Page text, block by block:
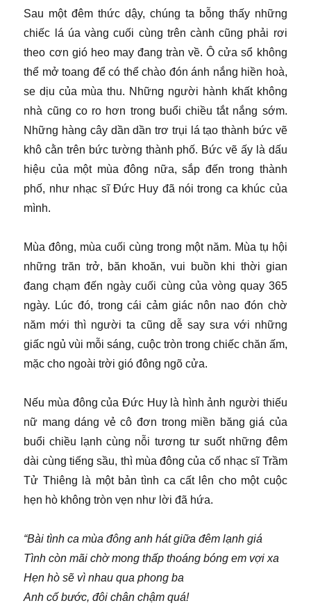
Sau một đêm thức dậy, chúng ta bỗng thấy những
chiếc lá úa vàng cuối cùng trên cành cũng phải rơi
theo cơn gió heo may đang tràn về. Ô cửa sổ không
thể mở toang để có thể chào đón ánh nắng hiền hoà,
se dịu của mùa thu. Những người hành khất không
nhà cũng co ro hơn trong buổi chiều tắt nắng sớm.
Những hàng cây dần dần trơ trụi lá tạo thành bức vẽ
khô cằn trên bức tường thành phố. Bức vẽ ấy là dấu
hiệu của một mùa đông nữa, sắp đến trong thành
phố, như nhạc sĩ Đức Huy đã nói trong ca khúc của
mình.
Mùa đông, mùa cuối cùng trong một năm. Mùa tụ hội
những trăn trở, băn khoăn, vui buồn khi thời gian
đang chạm đến ngày cuối cùng của vòng quay 365
ngày. Lúc đó, trong cái cảm giác nôn nao đón chờ
năm mới thì người ta cũng dễ say sưa với những
giấc ngủ vùi mỗi sáng, cuộc tròn trong chiếc chăn ấm,
mặc cho ngoài trời gió đông ngõ cửa.
Nếu mùa đông của Đức Huy là hình ảnh người thiếu
nữ mang dáng vẻ cô đơn trong miền băng giá của
buổi chiều lạnh cùng nỗi tương tư suốt những đêm
dài cùng tiếng sầu, thì mùa đông của cố nhạc sĩ Trầm
Tử Thiêng là một bản tình ca cất lên cho một cuộc
hẹn hò không tròn vẹn như lời đã hứa.
“Bài tình ca mùa đông anh hát giữa đêm lạnh giá
Tình còn mãi chờ mong thấp thoáng bóng em vợi xa
Hẹn hò sẽ vì nhau qua phong ba
Anh cố bước, đôi chân chậm quá!